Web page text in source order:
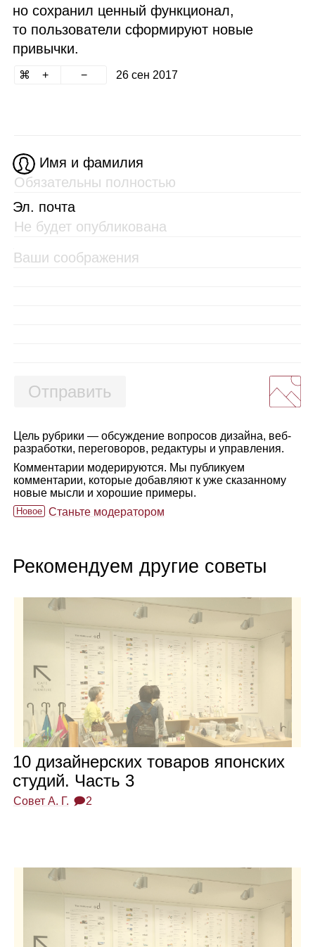
но сохранил ценный функционал,
то пользователи сформируют новые
привычки.
26 сен 2017
Имя и фамилия
Эл. почта
Отправить
Цель рубрики — обсуждение вопросов дизайна, веб-
разработки, переговоров, редактуры и управления.
Комментарии модерируются. Мы публикуем
комментарии, которые добавляют к уже сказанному
новые мысли и хорошие примеры.
Новое Станьте модератором
Рекомендуем другие советы
10 дизай­нер­ских това­ров япон­ских
сту­дий. Часть 3
Совет А. Г. 🗩2